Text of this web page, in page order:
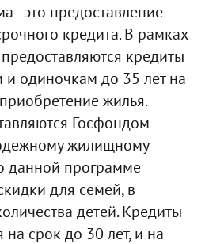
- это предоставление
кредита. В рамках
кредиты
одиночкам до 35 лет на
жилья.
Госфондом
жилищному
данной программе
для семей, в
детей. Кредиты
на срок до 30 лет, и на